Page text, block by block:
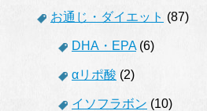
お通じ・ダイエット (87)
DHA・EPA(6)
αリポ酸 (2)
イソフラボン (10)